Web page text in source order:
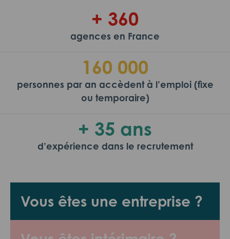
Vous êtes une entreprise ?
+ 360
agences en France
160 000
personnes par an accèdent à l’emploi (fixe
ou temporaire)
+ 35 ans
d’expérience dans le recrutement